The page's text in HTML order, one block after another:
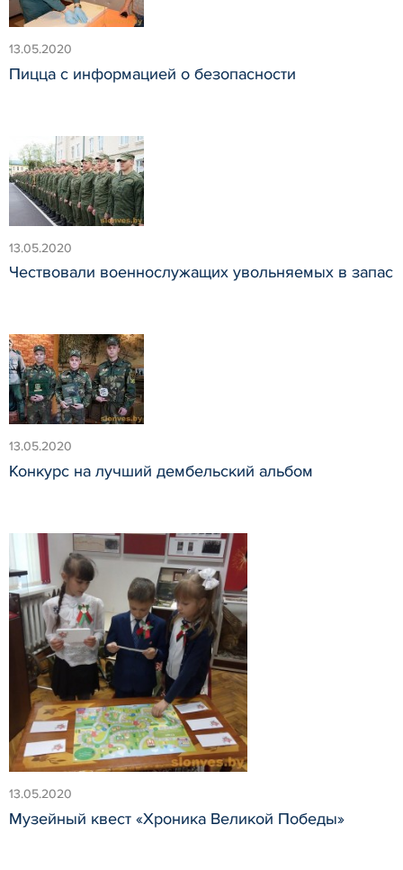
13.05.2020
Пицца с информацией о безопасности
13.05.2020
Чествовали военнослужащих увольняемых в запас
13.05.2020
Конкурс на лучший дембельский альбом
13.05.2020
Музейный квест «Хроника Великой Победы»